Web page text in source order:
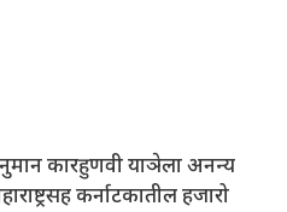
कारहुणवी याञेला अनन्य
कर्नाटकातील हजारो